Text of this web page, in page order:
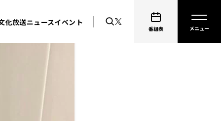
化放送ニュースイベント
番組表